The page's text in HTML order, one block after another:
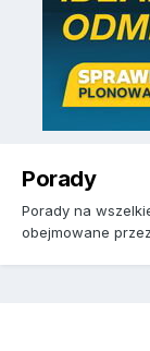
Porady
Porady na
obejmowane